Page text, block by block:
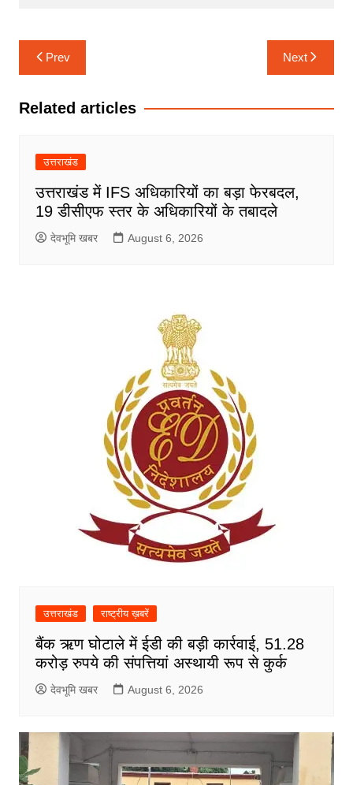
Post
navigation
Prev Next
Related articles
उत्तराखंड
उत्तराखंड में IFS अधिकारियों का बड़ा फेरबदल,
19 डीसीएफ स्तर के अधिकारियों के तबादले
देवभूमि खबर August 6, 2026
उत्तराखंड राष्ट्रीय ख़बरें
बैंक ऋण घोटाले में ईडी की बड़ी कार्रवाई, 51.28
करोड़ रुपये की संपत्तियां अस्थायी रूप से कुर्क
देवभूमि खबर August 6, 2026